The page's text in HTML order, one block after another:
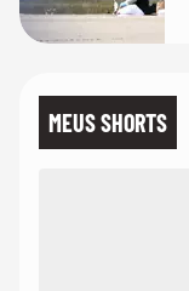
MEUS SHORTS